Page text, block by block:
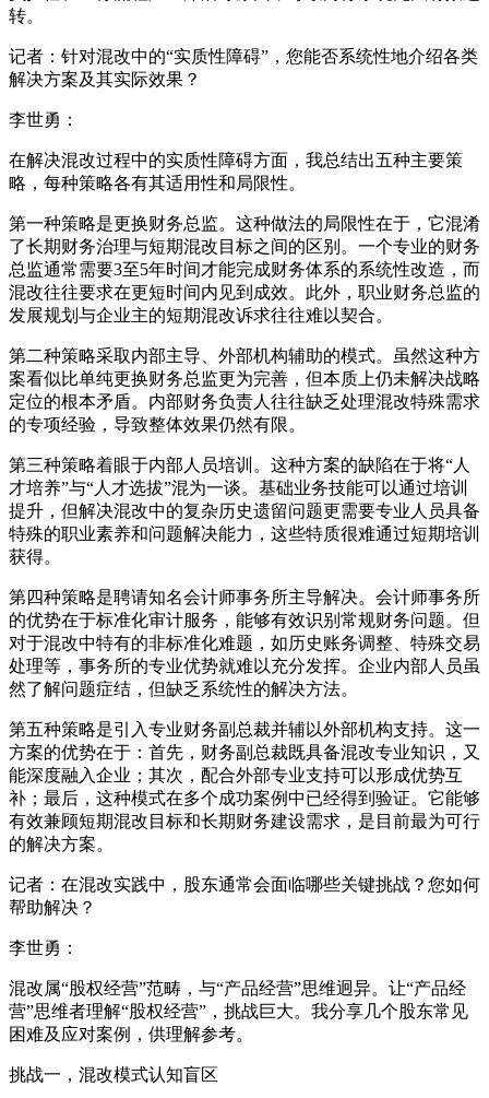
转。
记者：针对混改中的“实质性障碍”，您能否系统性地介绍各类
解决方案及其实际效果？
李世勇：
在解决混改过程中的实质性障碍方面，我总结出五种主要策
略，每种策略各有其适用性和局限性。
第一种策略是更换财务总监。这种做法的局限性在于，它混淆
了长期财务治理与短期混改目标之间的区别。一个专业的财务
总监通常需要3至5年时间才能完成财务体系的系统性改造，而
混改往往要求在更短时间内见到成效。此外，职业财务总监的
发展规划与企业主的短期混改诉求往往难以契合。
第二种策略采取内部主导、外部机构辅助的模式。虽然这种方
案看似比单纯更换财务总监更为完善，但本质上仍未解决战略
定位的根本矛盾。内部财务负责人往往缺乏处理混改特殊需求
的专项经验，导致整体效果仍然有限。
第三种策略着眼于内部人员培训。这种方案的缺陷在于将“人
才培养”与“人才选拔”混为一谈。基础业务技能可以通过培训
提升，但解决混改中的复杂历史遗留问题更需要专业人员具备
特殊的职业素养和问题解决能力，这些特质很难通过短期培训
获得。
第四种策略是聘请知名会计师事务所主导解决。会计师事务所
的优势在于标准化审计服务，能够有效识别常规财务问题。但
对于混改中特有的非标准化难题，如历史账务调整、特殊交易
处理等，事务所的专业优势就难以充分发挥。企业内部人员虽
然了解问题症结，但缺乏系统性的解决方法。
第五种策略是引入专业财务副总裁并辅以外部机构支持。这一
方案的优势在于：首先，财务副总裁既具备混改专业知识，又
能深度融入企业；其次，配合外部专业支持可以形成优势互
补；最后，这种模式在多个成功案例中已经得到验证。它能够
有效兼顾短期混改目标和长期财务建设需求，是目前最为可行
的解决方案。
记者：在混改实践中，股东通常会面临哪些关键挑战？您如何
帮助解决？
李世勇：
混改属“股权经营”范畴，与“产品经营”思维迥异。让“产品经
营”思维者理解“股权经营”，挑战巨大。我分享几个股东常见
困难及应对案例，供理解参考。
挑战一，混改模式认知盲区